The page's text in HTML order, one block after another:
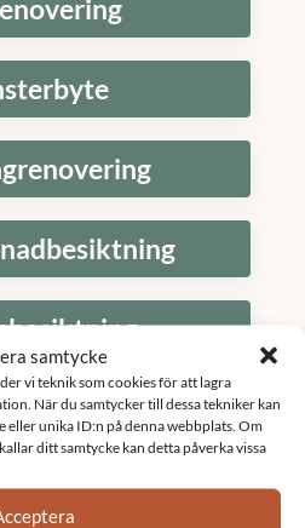
samtycke
vi teknik som cookies för att lagra
När du samtycker till dessa tekniker kan
eller unika ID:n på denna webbplats. Om
ditt samtycke kan detta påverka vissa
brf
brf